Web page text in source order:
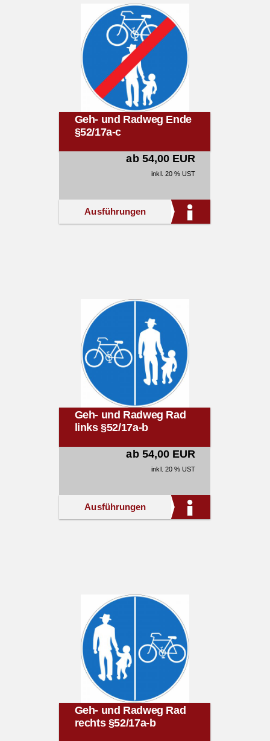
Geh- und Radweg Ende
§52/17a-c
ab 54,00 EUR
inkl. 20 % UST
Ausführungen
Geh- und Radweg Rad
links §52/17a-b
ab 54,00 EUR
inkl. 20 % UST
Ausführungen
Geh- und Radweg Rad
rechts §52/17a-b